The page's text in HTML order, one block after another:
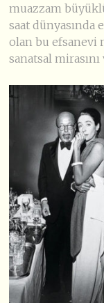
muazzam
saat dünyasında
olan bu efsanevi
sanatsal mirasını